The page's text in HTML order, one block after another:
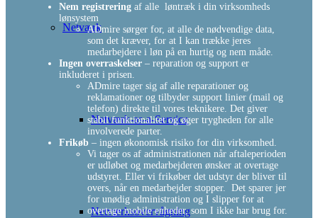
Netværk
Netværk-as-a-Service
Netværksovervågning
Nem registreringaf alle løntræk i din virksomheds
lønsystem
ADmire sørger for, at alle de nødvendige data,
som det kræver, for at I kan trække jeres
medarbejdere i løn på en hurtig og nem måde.
Ingen overraskelser– reparation og support er
inkluderet i prisen.
ADmire tager sig af alle reparationer og
reklamationer og tilbyder support linier (mail og
telefon) direkte til vores teknikere. Det giver
stabil funktionalitet og øger trygheden for alle
involverede parter.
Frikøb – ingen økonomisk risiko for din virksomhed.
Vi tager os af administrationen når aftaleperioden
er udløbet og medarbejderen ønsker at overtage
udstyret. Eller vi frikøber det udstyr der bliver til
overs, når en medarbejder stopper. Det sparer jer
for unødig administration og I slipper for at
overtage mobile enheder, som I ikke har brug for.